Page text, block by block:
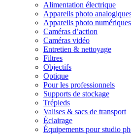
Alimentation électrique
Appareils photo
Appareils photo numériques
Caméras d’action
Caméras vidéo
Entretien & nettoyage
Filtres
Objectifs
Optique
Pour les professionnels
Supports de stockage
Trépieds
Valises & sacs de transport
Éclairage
Équipements pour studio